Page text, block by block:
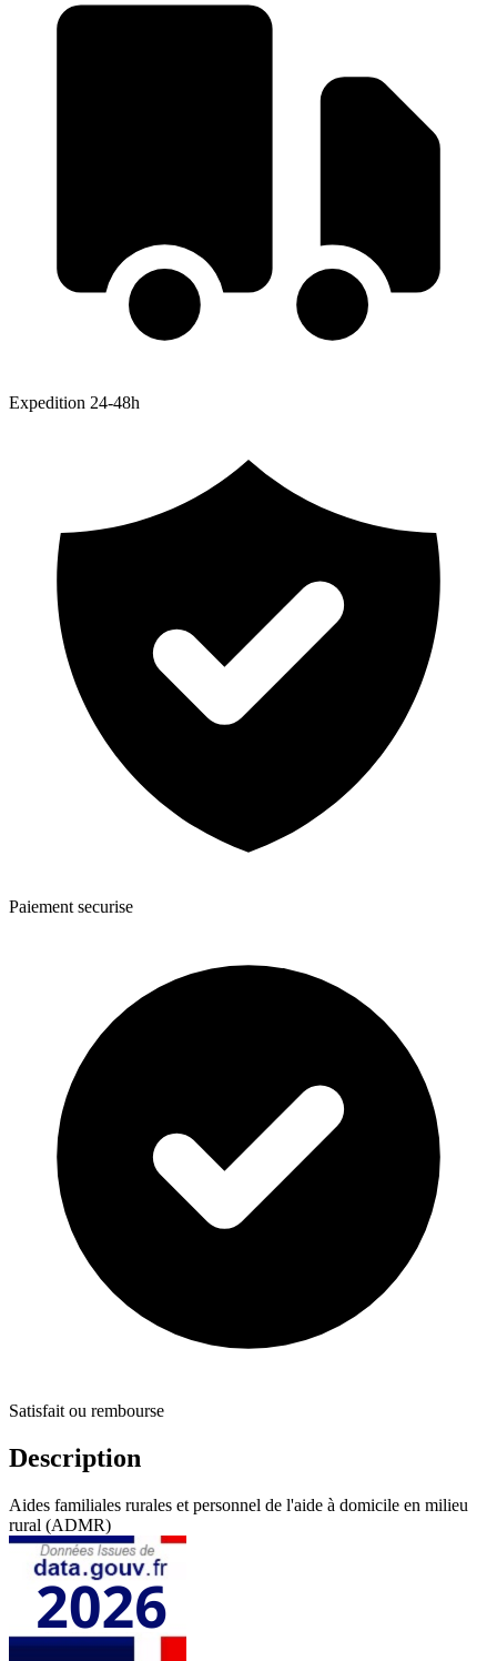
Expedition 24-48h
Paiement securise
Satisfait ou rembourse
Description
Aides familiales rurales et personnel de l'aide à domicile en milieu
rural (ADMR)